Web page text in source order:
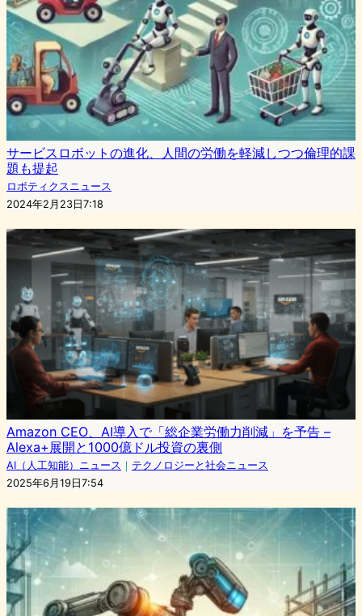
サービスロボットの進化、人間の労働を軽減しつつ倫理的課
題も提起
ロボティクスニュース
2024年2月23日7:18
Amazon CEO、AI導入で「総企業労働力削減」を予告 –
Alexa+展開と1000億ドル投資の裏側
AI（人工知能）ニュース ｜ テクノロジーと社会ニュース
2025年6月19日7:54